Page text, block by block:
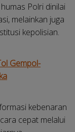
Polri dinilai
melainkan juga
kepolisian.
Gempol-
kebenaran
cepat melalui